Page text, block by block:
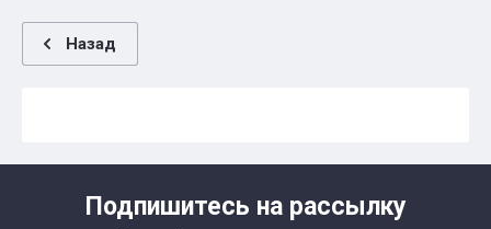
Назад
Подпишитесь на рассылку